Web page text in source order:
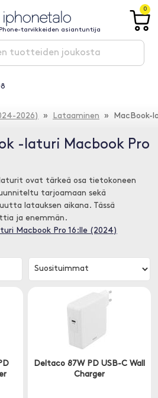
tarvikkeiden asiantuntija
0
2026) » Lataaminen » MacBook-
-laturi Macbook Pro
ovat tärkeä osa tietokoneen
tarjoamaan sekä
latauksen aikana. Tässä
ja enemmän.
Macbook Pro 16:lle (2024)
Deltaco 87W PD USB-C Wall
Charger